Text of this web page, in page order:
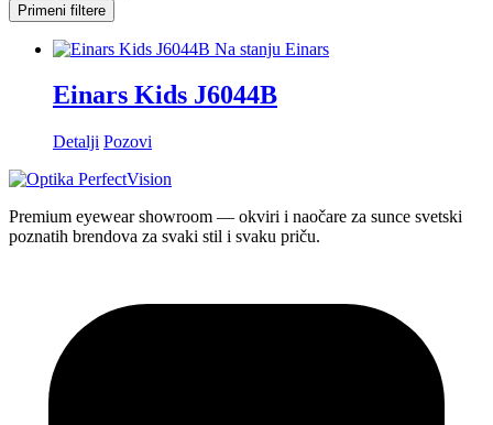
Primeni filtere
Na stanju Einars
Einars Kids J6044B
Detalji Pozovi
Premium eyewear showroom — okviri i naočare za sunce svetski
poznatih brendova za svaki stil i svaku priču.